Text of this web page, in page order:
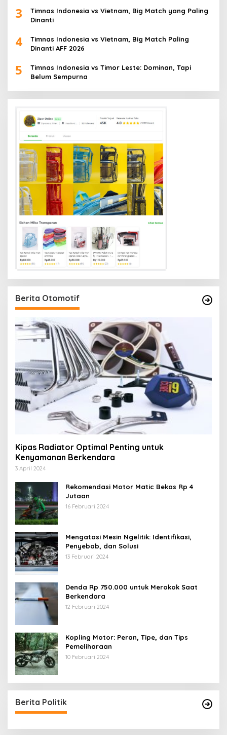
3
Timnas Indonesia vs Vietnam, Big Match yang Paling
Dinanti
4
Timnas Indonesia vs Vietnam, Big Match Paling
Dinanti AFF 2026
5
Timnas Indonesia vs Timor Leste: Dominan, Tapi
Belum Sempurna
Berita Otomotif
Kipas Radiator Optimal Penting untuk
Kenyamanan Berkendara
3 April 2024
Rekomendasi Motor Matic Bekas Rp 4
Jutaan
16 Februari 2024
Mengatasi Mesin Ngelitik: Identifikasi,
Penyebab, dan Solusi
13 Februari 2024
Denda Rp 750.000 untuk Merokok Saat
Berkendara
12 Februari 2024
Kopling Motor: Peran, Tipe, dan Tips
Pemeliharaan
10 Februari 2024
Berita Politik